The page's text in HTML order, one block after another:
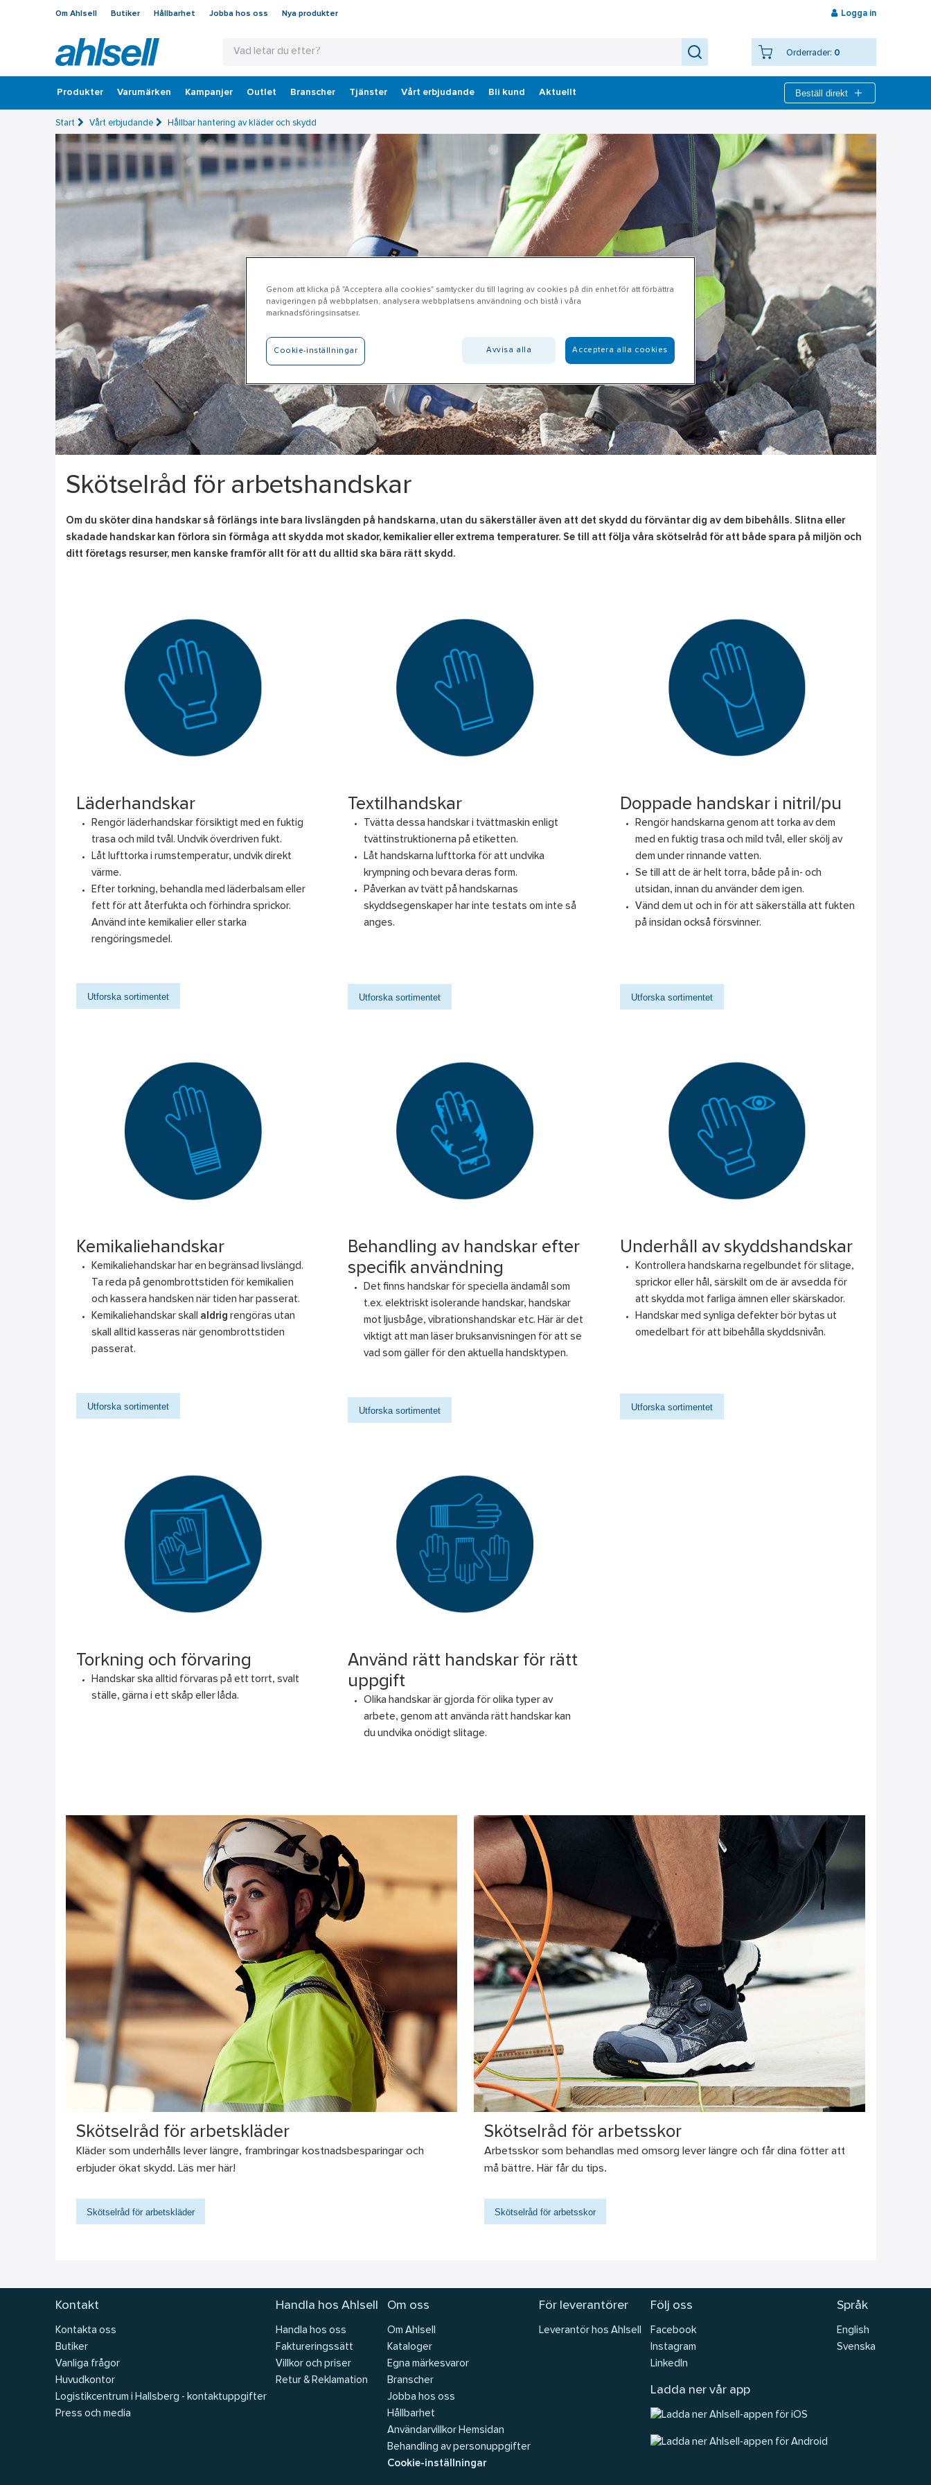
Om Ahlsell Butiker Hållbarhet Jobba hos oss Nya produkter Logga in
Orderrader: 0
Produkter Varumärken Kampanjer Outlet Branscher Tjänster Vårt erbjudande Bli kund Aktuellt Beställ direkt
Start Vårt erbjudande Hållbar hantering av kläder och skydd
Skötselråd för arbetshandskar
Om du sköter dina handskar så förlängs inte bara livslängden på handskarna, utan du säkerställer även att det skydd du förväntar dig av dem bibehålls. Slitna eller
skadade handskar kan förlora sin förmåga att skydda mot skador, kemikalier eller extrema temperaturer. Se till att följa våra skötselråd för att både spara på miljön och
ditt företags resurser, men kanske framför allt för att du alltid ska bära rätt skydd .
Läderhandskar
Rengör läderhandskar försiktigt med en fuktig
trasa och mild tvål. Undvik överdriven fukt.
Låt lufttorka i rumstemperatur, undvik direkt
värme.
Efter torkning, behandla med läderbalsam eller
fett för att återfukta och förhindra sprickor.
Använd inte kemikalier eller starka
rengöringsmedel.
Utforska sortimentet
Textilhandskar
Tvätta dessa handskar i tvättmaskin enligt
tvättinstruktionerna på etiketten.
Låt handskarna lufttorka för att undvika
krympning och bevara deras form.
Påverkan av tvätt på handskarnas
skyddsegenskaper har inte testats om inte så
anges.
Utforska sortimentet
Doppade handskar i nitril/pu
Rengör handskarna genom att torka av dem
med en fuktig trasa och mild tvål, eller skölj av
dem under rinnande vatten.
Se till att de är helt torra, både på in- och
utsidan, innan du använder dem igen.
Vänd dem ut och in för att säkerställa att fukten
på insidan också försvinner.
Utforska sortimentet
Kemikaliehandskar
Kemikaliehandskar har en begränsad livslängd.
Ta reda på genombrottstiden för kemikalien
och kassera handsken när tiden har passerat.
Kemikaliehandskar skall aldrig rengöras utan
skall alltid kasseras när genombrottstiden
passerat.
Utforska sortimentet
Behandling av handskar efter
specifik användning
Det finns handskar för speciella ändamål som
t.ex. elektriskt isolerande handskar, handskar
mot ljusbåge, vibrationshandskar etc. Här är det
viktigt att man läser bruksanvisningen för att se
vad som gäller för den aktuella handsktypen.
Utforska sortimentet
Underhåll av skyddshandskar
Kontrollera handskarna regelbundet för slitage,
sprickor eller hål, särskilt om de är avsedda för
att skydda mot farliga ämnen eller skärskador.
Handskar med synliga defekter bör bytas ut
omedelbart för att bibehålla skyddsnivån.
Utforska sortimentet
Torkning och förvaring
Handskar ska alltid förvaras på ett torrt, svalt
ställe, gärna i ett skåp eller låda.
Använd rätt handskar för rätt
uppgift
Olika handskar är gjorda för olika typer av
arbete, genom att använda rätt handskar kan
du undvika onödigt slitage.
Skötselråd för arbetskläder
Kläder som underhålls lever längre, frambringar kostnadsbesparingar och
erbjuder ökat skydd. Läs mer här!
Skötselråd för arbetskläder
Skötselråd för arbetsskor
Arbetsskor som behandlas med omsorg lever längre och får dina fötter att
må bättre. Här får du tips.
Skötselråd för arbetsskor
Kontakt
Kontakta oss
Butiker
Vanliga frågor
Huvudkontor
Logistikcentrum i Hallsberg - kontaktuppgifter
Press och media
Handla hos Ahlsell
Handla hos oss
Faktureringssätt
Villkor och priser
Retur & Reklamation
Om oss
Om Ahlsell
Kataloger
Egna märkesvaror
Branscher
Jobba hos oss
Hållbarhet
Användarvillkor Hemsidan
Behandling av personuppgifter
Cookie-inställningar
För leverantörer
Leverantör hos Ahlsell
Följ oss
Facebook
Instagram
LinkedIn
Ladda ner vår app
Språk
English
Svenska
Genom att klicka på "Acceptera alla cookies" samtycker du till lagring av cookies på din enhet för att förbättra
navigeringen på webbplatsen, analysera webbplatsens användning och bistå i våra
marknadsföringsinsatser.
Cookie-inställningar Avvisa alla Acceptera alla cookies